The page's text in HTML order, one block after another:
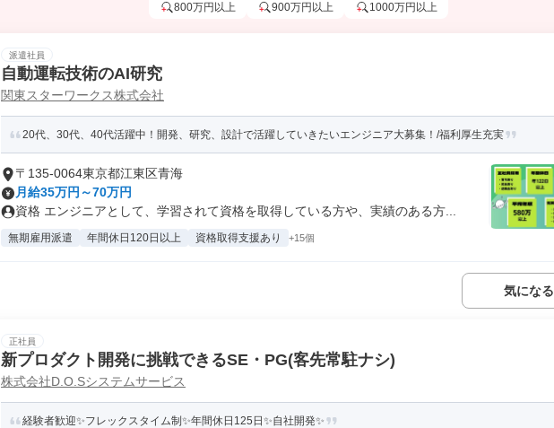
800万円以上 900万円以上 1000万円以上
派遣社員
自動運転技術のAI研究
関東スターワークス株式会社
20代、30代、40代活躍中！開発、研究、設計で活躍していきたいエンジニア大募集！/福利厚生充実
〒135-0064東京都江東区青海
月給35万円～70万円
資格 エンジニアとして、学習されて資格を取得している方や、実績のある方...
無期雇用派遣 年間休日120日以上 資格取得支援あり +15個
気になる
正社員
新プロダクト開発に挑戦できるSE・PG(客先常駐ナシ)
株式会社D.O.Sシステムサービス
経験者歓迎✨フレックスタイム制✨年間休日125日✨自社開発✨